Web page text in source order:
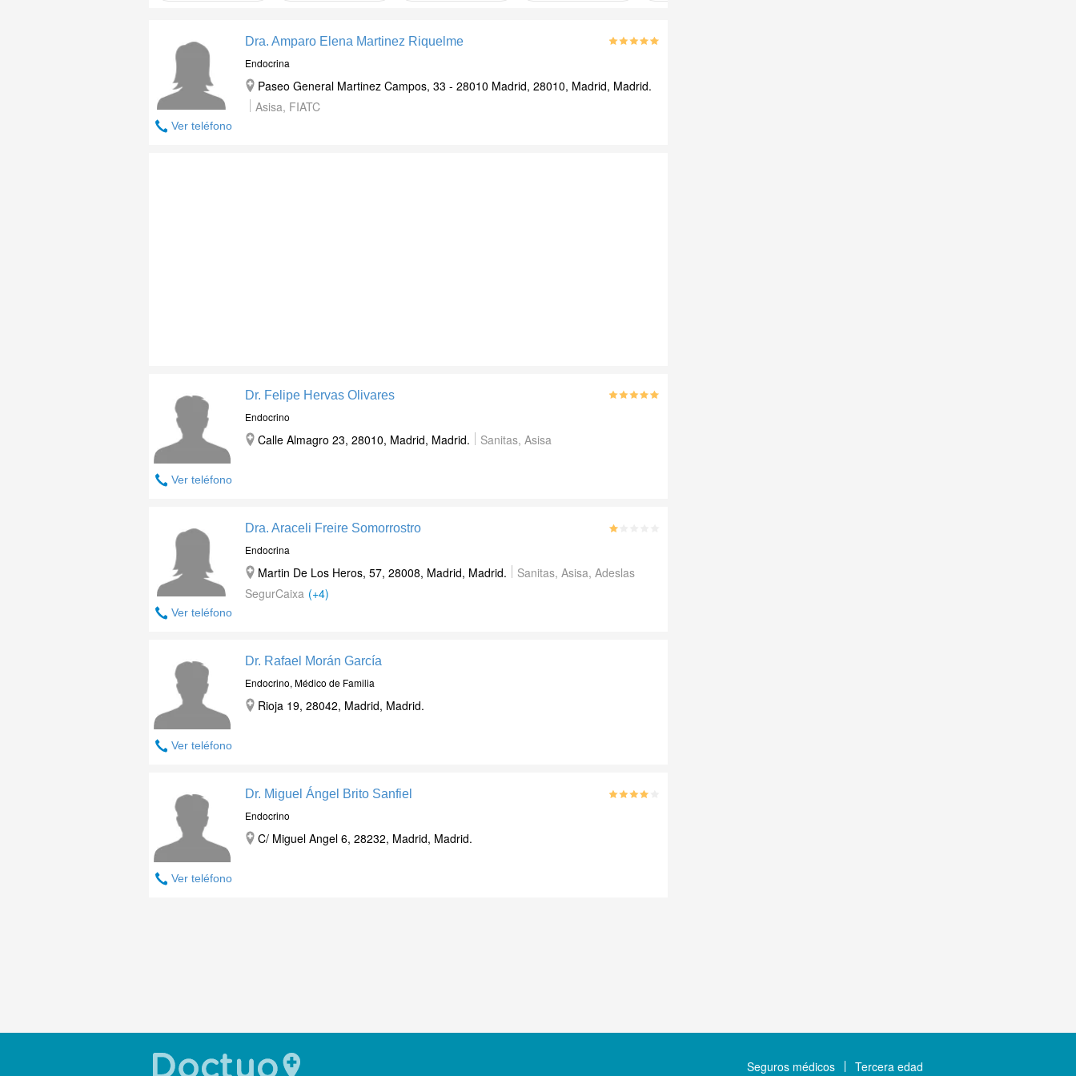
Ver teléfono
Dra. Amparo Elena Martinez Riquelme
Endocrina
Paseo General Martinez Campos, 33 - 28010 Madrid, 28010, Madrid, Madrid.
Asisa, FIATC
Ver teléfono
Dr. Felipe Hervas Olivares
Endocrino
Calle Almagro 23, 28010, Madrid, Madrid. Sanitas, Asisa
Ver teléfono
Dra. Araceli Freire Somorrostro
Endocrina
Martin De Los Heros, 57, 28008, Madrid, Madrid.
Sanitas, Asisa, Adeslas
SegurCaixa (+4)
Ver teléfono
Dr. Rafael Morán García
Endocrino, Médico de Familia
Rioja 19, 28042, Madrid, Madrid.
Ver teléfono
Dr. Miguel Ángel Brito Sanfiel
Endocrino
C/ Miguel Angel 6, 28232, Madrid, Madrid.
Seguros médicos Tercera edad